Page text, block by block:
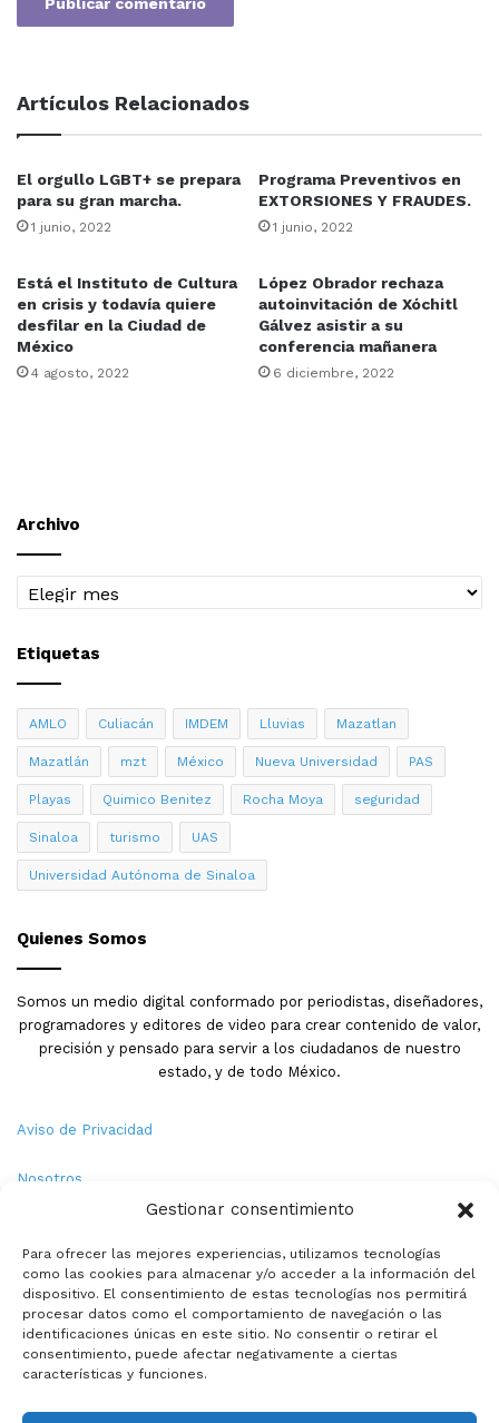
Gestionar consentimiento
Para ofrecer las mejores experiencias, utilizamos tecnologías
como las cookies para almacenar y/o acceder a la información del
dispositivo. El consentimiento de estas tecnologías nos permitirá
procesar datos como el comportamiento de navegación o las
identificaciones únicas en este sitio. No consentir o retirar el
consentimiento, puede afectar negativamente a ciertas
características y funciones.
Artículos Relacionados
El orgullo LGBT+ se prepara
para su gran marcha.
1 junio, 2022
Programa Preventivos en
EXTORSIONES Y FRAUDES.
1 junio, 2022
Está el Instituto de Cultura
en crisis y todavía quiere
desfilar en la Ciudad de
México
4 agosto, 2022
López Obrador rechaza
autoinvitación de Xóchitl
Gálvez asistir a su
conferencia mañanera
6 diciembre, 2022
Archivo
Archivo
Etiquetas
AMLO Culiacán IMDEM Lluvias Mazatlan
Mazatlán mzt México Nueva Universidad PAS
Playas Quimico Benitez Rocha Moya seguridad
Sinaloa turismo UAS
Universidad Autónoma de Sinaloa
Quienes Somos
Somos un medio digital conformado por periodistas, diseñadores,
programadores y editores de video para crear contenido de valor,
precisión y pensado para servir a los ciudadanos de nuestro
estado, y de todo México.
Aviso de Privacidad
Nosotros
Política de Cookies
Contacto